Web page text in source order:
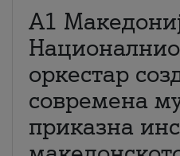
А1
оркестар
современа
приказна